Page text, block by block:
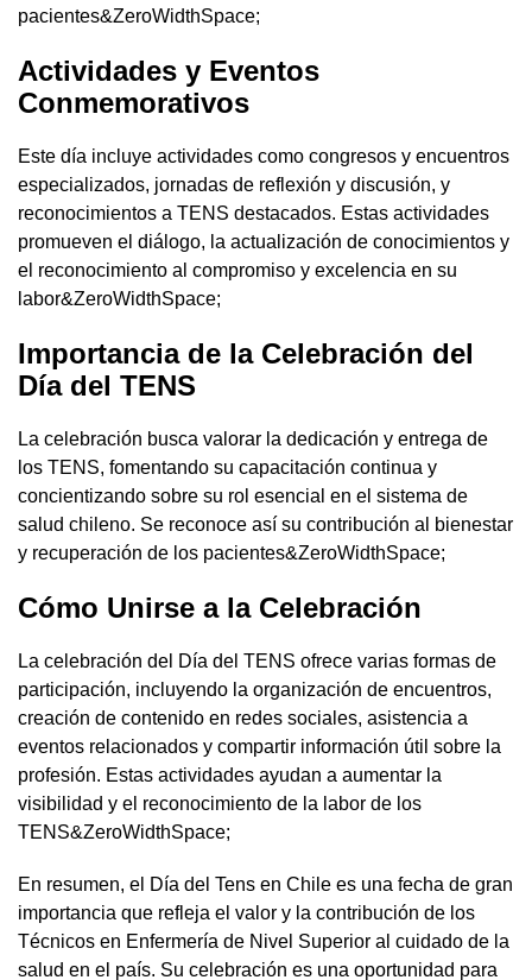
pacientes&ZeroWidthSpace;
Actividades y Eventos
Conmemorativos
Este día incluye actividades como congresos y encuentros
especializados, jornadas de reflexión y discusión, y
reconocimientos a TENS destacados. Estas actividades
promueven el diálogo, la actualización de conocimientos y
el reconocimiento al compromiso y excelencia en su
labor&ZeroWidthSpace;
Importancia de la Celebración del
Día del TENS
La celebración busca valorar la dedicación y entrega de
los TENS, fomentando su capacitación continua y
concientizando sobre su rol esencial en el sistema de
salud chileno. Se reconoce así su contribución al bienestar
y recuperación de los pacientes&ZeroWidthSpace;
Cómo Unirse a la Celebración
La celebración del Día del TENS ofrece varias formas de
participación, incluyendo la organización de encuentros,
creación de contenido en redes sociales, asistencia a
eventos relacionados y compartir información útil sobre la
profesión. Estas actividades ayudan a aumentar la
visibilidad y el reconocimiento de la labor de los
TENS&ZeroWidthSpace;
En resumen, el Día del Tens en Chile es una fecha de gran
importancia que refleja el valor y la contribución de los
Técnicos en Enfermería de Nivel Superior al cuidado de la
salud en el país. Su celebración es una oportunidad para